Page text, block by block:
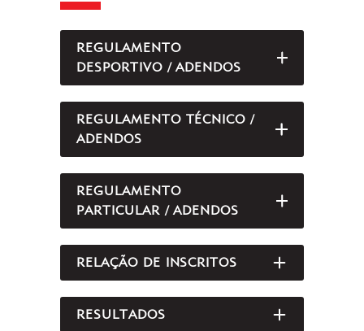
REGULAMENTO
DESPORTIVO / ADENDOS
REGULAMENTO TÉCNICO /
ADENDOS
REGULAMENTO
PARTICULAR / ADENDOS
RELAÇÃO DE INSCRITOS
RESULTADOS